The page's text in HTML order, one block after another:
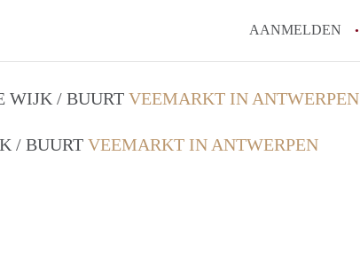
AANMELDEN
WIJK / BUURT VEEMARKT IN ANTWERPEN
/ BUURT VEEMARKT IN ANTWERPEN